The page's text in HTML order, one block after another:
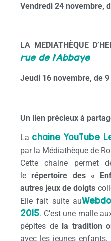
Vendredi 24 novembre,
LA MEDIATHÈQUE
rue de l’Abbaye
Jeudi 16 novembre, de 9
Un lien précieux à
La chaîne YouTube
par la Médiathèque de
Cette chaine permet
le répertoire des «
autres jeux de doigts
Elle fait suite au
2015. C’est une malle
pépites de la tradition
avec les jeunes enfants.